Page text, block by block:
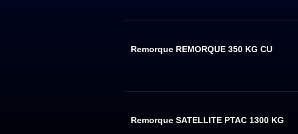
Remorque REMORQUE 350 KG CU
Remorque SATELLITE PTAC 1300 KG